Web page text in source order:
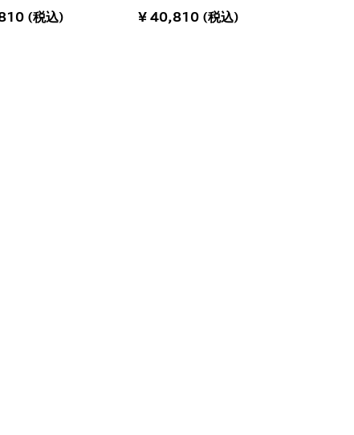
(税込) ¥ 40,810 (税込)